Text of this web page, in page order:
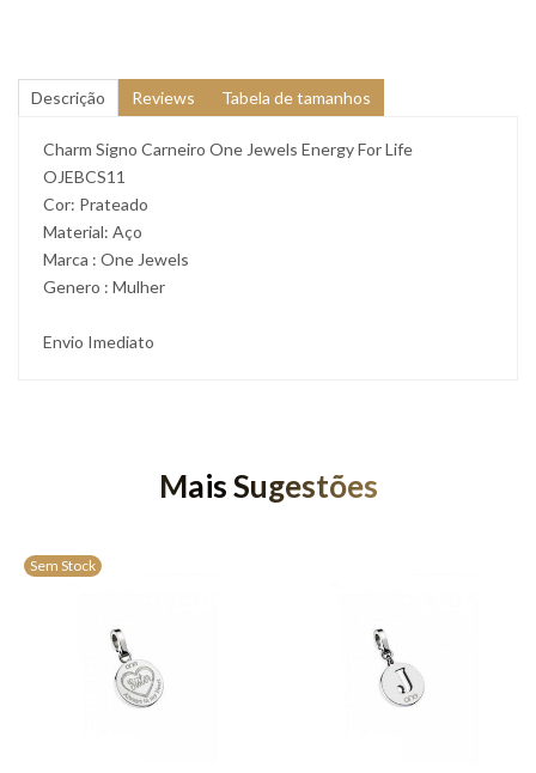
Descrição Reviews Tabela de tamanhos
Charm Signo Carneiro One Jewels Energy For Life
OJEBCS11
Cor: Prateado
Material: Aço
Marca : One Jewels
Genero : Mulher
Envio Imediato
Mais Sugestões
Sem Stock